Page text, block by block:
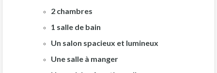
2 chambres
1 salle de bain
Un salon spacieux et lumineux
Une salle à manger